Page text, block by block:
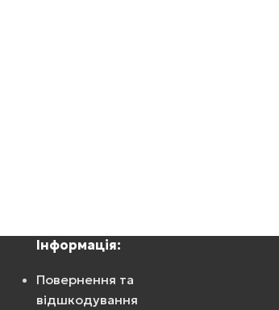
Інформація:
Повернення та
відшкодування